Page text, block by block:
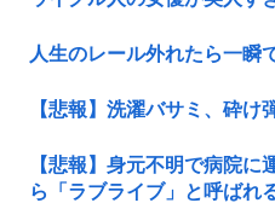
人生のレール外れたら一瞬
【悲報】洗濯バサミ、砕け
【悲報】身元不明で病院
ら「ラブライブ」と呼ばれ